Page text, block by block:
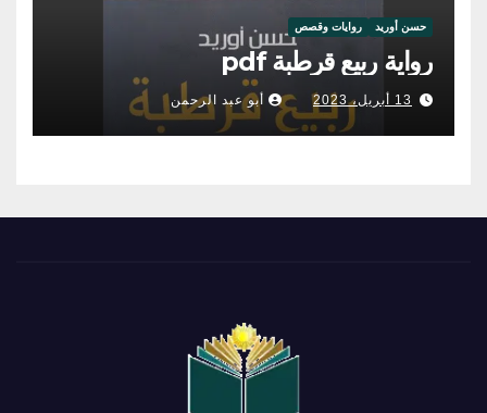
حسن أوريد روايات وقصص
رواية ربيع قرطبة pdf
13 أبريل، 2023 أبو عبد الرحمن